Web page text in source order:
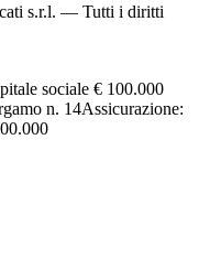
s.r.l. — Tutti i diritti
sociale € 100.000
n. 14Assicurazione: